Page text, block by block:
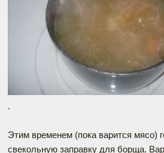
.
Этим временем (пока варится мясо)
свекольную заправку для борща.